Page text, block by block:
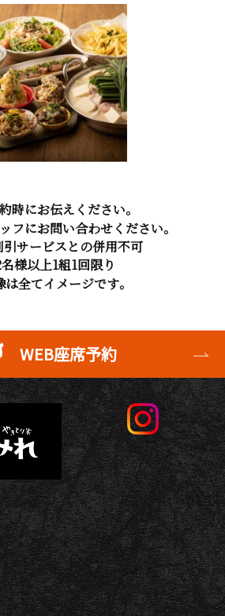
時にお伝えください。
フにお問い合わせください。
サービスとの併用不可
様以上1組1回限り
全てイメージです。
WEB座席予約